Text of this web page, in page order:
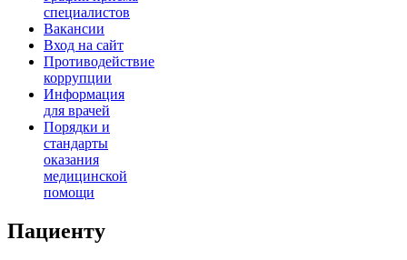
специалистов
Вакансии
Вход на сайт
Противодействие
коррупции
Информация
для врачей
Порядки и
стандарты
оказания
медицинской
помощи
Пациенту